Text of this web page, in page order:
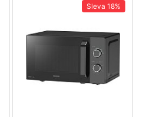
Sleva 18%